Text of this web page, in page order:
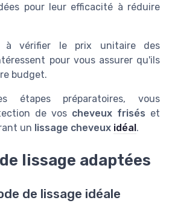
pour leur efficacité à réduire
à vérifier le prix unitaire des
pour vous assurer qu'ils
budget.
étapes préparatoires, vous
de vos cheveux frisés et
un lissage cheveux idéal.
lissage adaptées
de lissage idéale